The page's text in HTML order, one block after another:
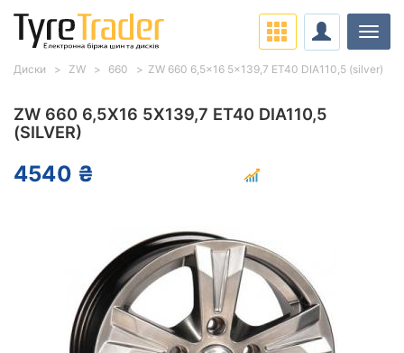
ZW 660 6,5X16 5X139,7 ET40 DIA110,5
(SILVER)
4540 ₴
Диски ZW 660 ZW 660 6,5x16 5x139,7 ET40 DIA110,5 (silver)